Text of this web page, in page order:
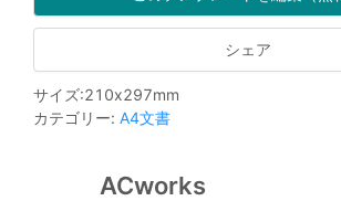
シェア
サイズ:210x297mm
カテゴリー: A4文書
ACworks